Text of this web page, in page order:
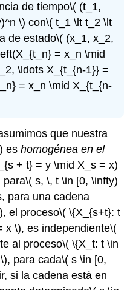
de tiempo\( (t_1,
\) con\( t_1 \lt t_2 \lt
de estado\( (x_1, x_2,
= x_n \mid
\ldots X_{t_{n-1}} =
= x_n \mid X_{t_{n-
que nuestra
eshomogénea en el
+ t} = y \mid X_s = x)
para\( s, \, t \in [0, \infty)
para una cadena
, el proceso\( \{X_{s+t}: t
x \), es independiente\(
al proceso\( \{X_t: t \in
, para cada\( s \in [0,
si la cadena está en